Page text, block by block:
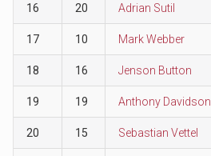
16 20 Adrian Sutil
17 10 Mark Webber
18 16 Jenson Button
19 19 Anthony Davidson
20 15 Sebastian Vettel